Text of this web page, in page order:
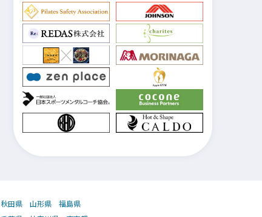
秋田県 山形県
福島県